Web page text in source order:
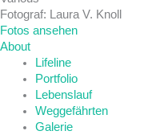
Fotograf: Laura V. Knoll
Fotos ansehen
About
Lifeline
Portfolio
Lebenslauf
Weggefährten
Galerie